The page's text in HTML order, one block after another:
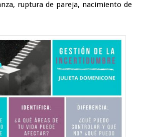
ruptura de pareja, nacimiento de